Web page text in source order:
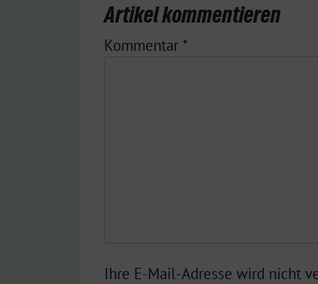
Artikel kommentieren
Kommentar *
Ihre E-Mail-Adresse wird nicht